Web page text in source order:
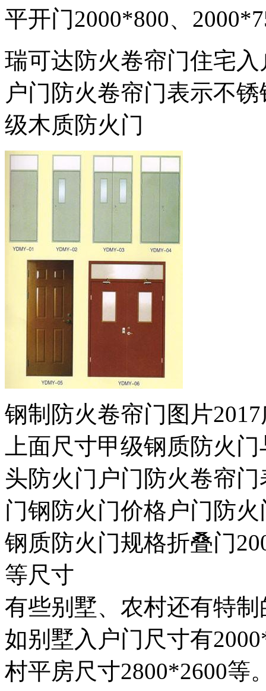
平开门2000*800、
瑞可达防火卷帘门住宅
户门防火卷帘门表示不
级木质防火门
钢制防火卷帘门图片
上面尺寸甲级钢质防火
头防火门户门防火卷帘
门钢防火门价格户门防
钢质防火门规格折叠门
等尺寸
有些别墅、农村还有特
如别墅入户门尺寸有
村平房尺寸2800*2600等